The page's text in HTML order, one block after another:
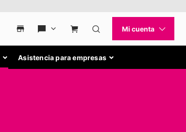
Asistencia para empresas